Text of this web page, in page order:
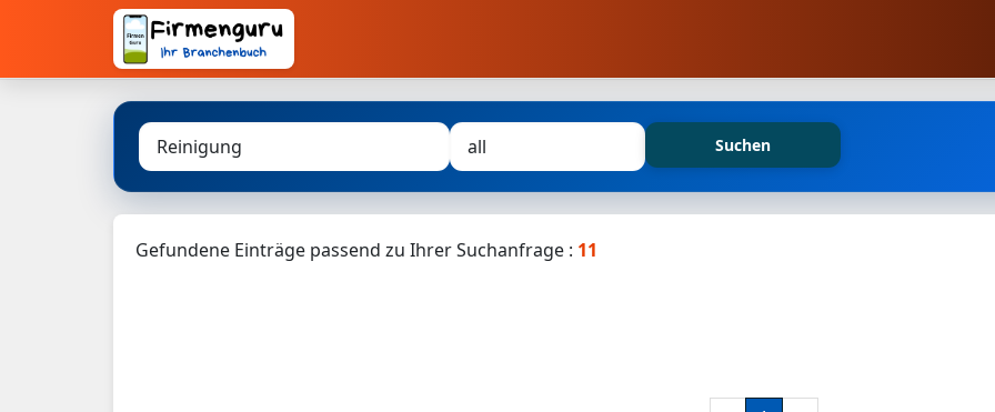
Suchen
Gefundene Einträge passend zu Ihrer Suchanfrage : 11